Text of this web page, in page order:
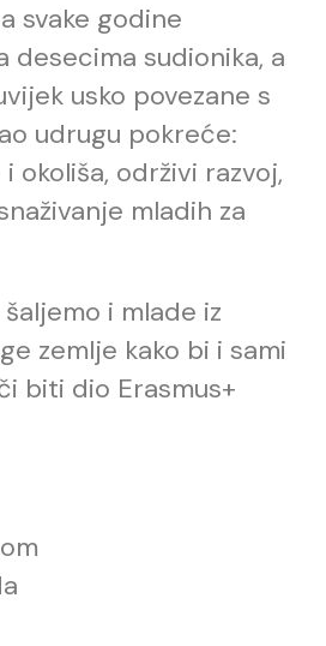
svake godine
desecima sudionika, a
usko povezane s
udrugu pokreće:
okoliša, održivi razvoj,
mladih za
i mlade iz
zemlje kako bi i sami
biti dio Erasmus+